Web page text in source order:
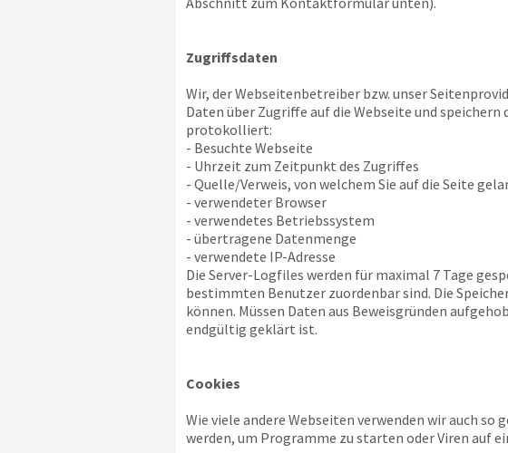
Zugriffsdaten
Wir, der Webseitenbetreiber bzw. unser
Daten über Zugriffe auf die Webseite und speichern
protokolliert:
- Besuchte Webseite
- Uhrzeit zum Zeitpunkt des Zugriffes
- Quelle/Verweis, von welchem Sie auf die Seite
- verwendeter Browser
- verwendetes Betriebssystem
- übertragene Datenmenge
- verwendete IP-Adresse
Die Server-Logfiles werden für maximal 7 Tage
bestimmten Benutzer zuordenbar sind. Die
können. Müssen Daten aus Beweisgründen
endgültig geklärt ist.
Cookies
Wie viele andere Webseiten verwenden wir auch
werden, um Programme zu starten oder Viren auf